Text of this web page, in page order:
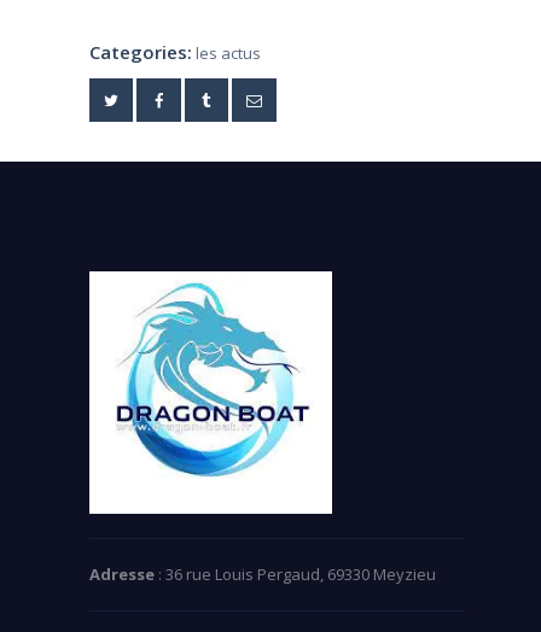
Categories: les actus
Adresse : 36 rue Louis Pergaud, 69330 Meyzieu